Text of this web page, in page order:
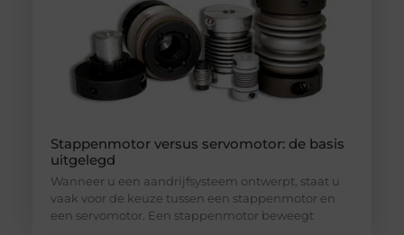
Stappenmotor versus servomotor: de basis
uitgelegd
Wanneer u een aandrijfsysteem ontwerpt, staat u
vaak voor de keuze tussen een stappenmotor en
een servomotor. Een stappenmotor beweegt